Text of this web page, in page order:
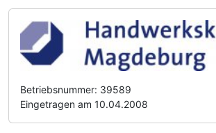
Betriebsnummer: 39589
Eingetragen am 10.04.2008